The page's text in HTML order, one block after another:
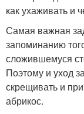
как ухаживать и
Самая важная
запоминанию
сложившемуся
Поэтому и уход
скрещивать и
абрикос.